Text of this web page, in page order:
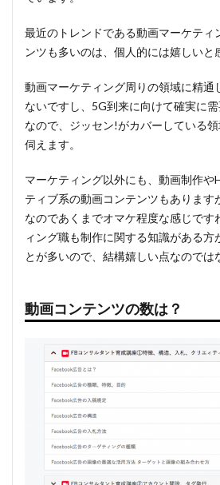
最近のトレンドである動画マーケティ
ンツも多いのは、個人的には嬉しいと
動画マーケティング周りの領域に精通
ないですし、5G到来に向けて確実に
なので、ジッセン!がカバーしている
伺えます。
マーケティング以外にも、動画制作や
ティブ系の動画コンテンツもあります
なのであくまでオマケ程度な感じです
ィング職も制作に関する知識がある方
とが多いので、結構嬉しい点なのでは
動画コンテンツの数は？